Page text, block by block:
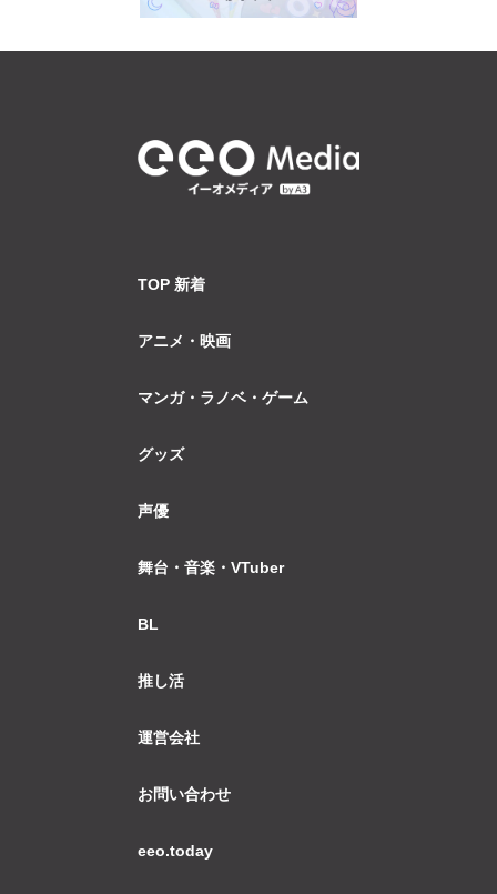
TOP 新着
アニメ・映画
マンガ・ラノベ・ゲーム
グッズ
声優
舞台・音楽・VTuber
BL
推し活
運営会社
お問い合わせ
eeo.today